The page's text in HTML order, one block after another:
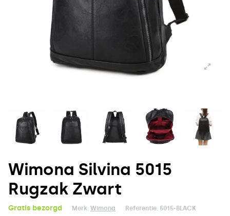
Wimona Silvina 5015
Rugzak Zwart
Gratis bezorgd Merk: Wimona Referentie: 5015-BLACK